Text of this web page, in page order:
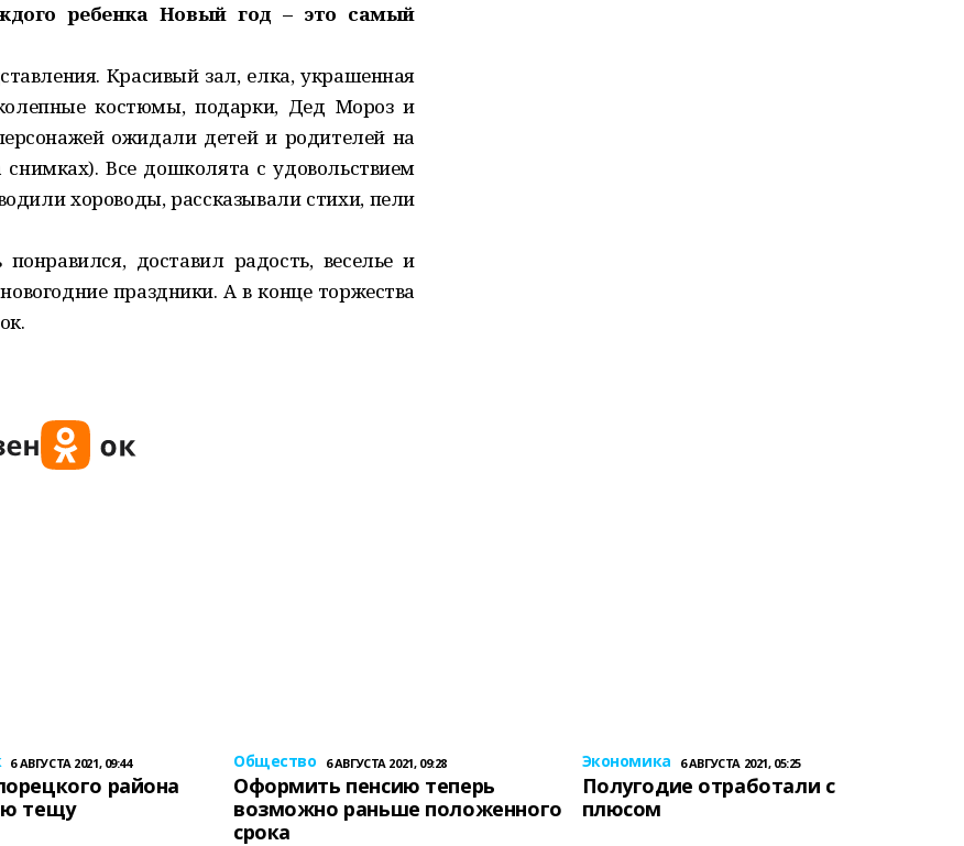
ребенка Новый год – это самый
Красивый зал, елка, украшенная
костюмы, подарки, Дед Мороз и
ожидали детей и родителей на
Все дошколята с удовольствием
хороводы, рассказывали стихи, пели
доставил радость, веселье и
праздники. А в конце торжества
6 АВГУСТА 2021, 09:44
района
тещу
Общество 6 АВГУСТА 2021, 09:28
Оформить пенсию теперь
возможно раньше положенного
срока
Экономика 6 АВГУСТА 2021, 05:25
Полугодие отработали с
плюсом